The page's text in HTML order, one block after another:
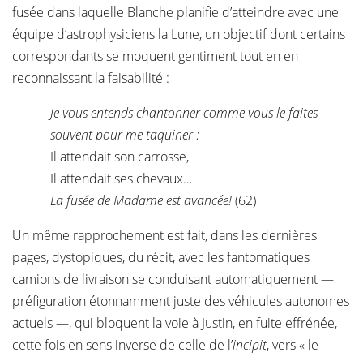
fusée dans laquelle Blanche planifie d’atteindre avec une
équipe d’astrophysiciens la Lune, un objectif dont certains
correspondants se moquent gentiment tout en en
reconnaissant la faisabilité :
Je vous entends chantonner comme vous le faites
souvent pour me taquiner :
Il attendait son carrosse,
Il attendait ses chevaux…
La fusée de Madame est avancée!(62)
Un même rapprochement est fait, dans les dernières
pages, dystopiques, du récit, avec les fantomatiques
camions de livraison se conduisant automatiquement —
préfiguration étonnamment juste des véhicules autonomes
actuels —, qui bloquent la voie à Justin, en fuite effrénée,
cette fois en sens inverse de celle de l’incipit, vers « le